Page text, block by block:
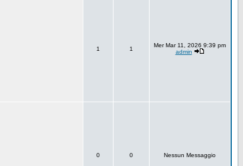
1 1
Mer Mar 11, 2026 9:39 pm
admin
0 0 Nessun Messaggio